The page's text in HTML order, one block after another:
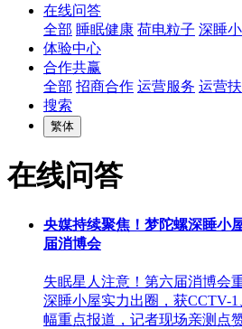
在线问答
全部 睡眠健康 荷电粒子 深睡
体验中心
合作共赢
全部 招商合作 运营服务 运营
搜索
繁体
在线问答
央媒持续聚焦！梦陀螺深睡小
届消博会
失眠星人注意！第六届消博
深睡小屋实力出圈，获CCTV-
幅重点报道，记者现场亲测点